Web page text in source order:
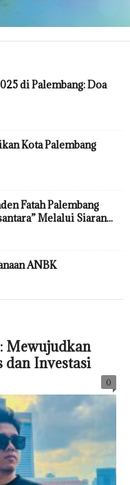
di Palembang: Doa
Kota Palembang
Fatah Palembang
Melalui Siaran...
ANBK
Mewujudkan
Investasi
0